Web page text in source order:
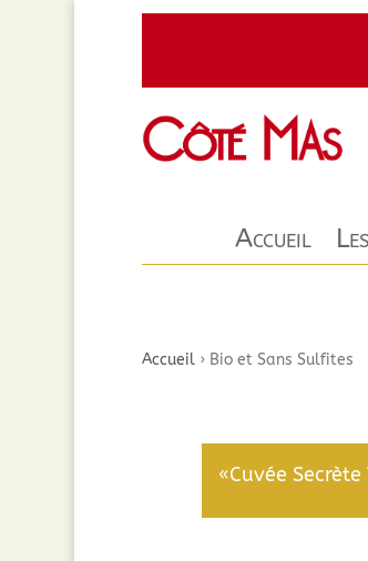
Accueil
Accueil› Bio et Sans Sulfites
«Cuvée